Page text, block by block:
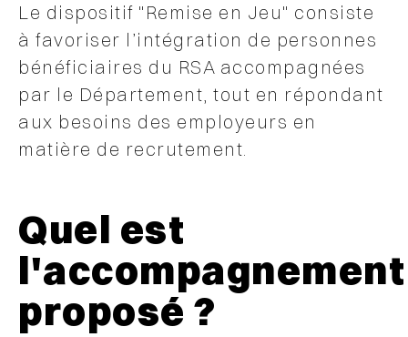
Le dispositif "Remise en Jeu" consiste
à favoriser l’intégration de personnes
bénéficiaires du RSA accompagnées
par le Département, tout en répondant
aux besoins des employeurs en
matière de recrutement.
Quel est
l'accompagnement
proposé ?